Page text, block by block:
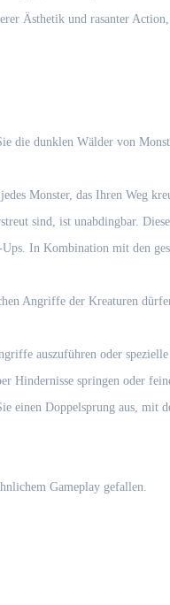
Ästhetik und rasanter
die dunklen Wälder von
Monster, das Ihren Weg
sind, ist unabdingbar.
In Kombination mit den
Angriffe der Kreaturen
auszuführen oder spezielle
Hindernisse springen oder
einen Doppelsprung aus, mit
Gameplay gefallen.